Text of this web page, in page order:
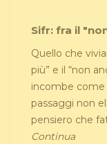
Sifr: fra il
Quello che
più” e il “non
incombe come
passaggi non
pensiero che
Continua